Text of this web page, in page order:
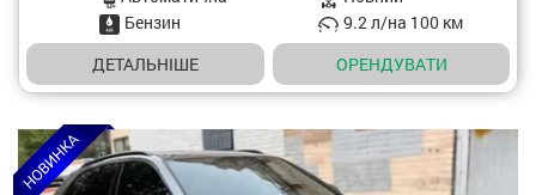
Бензин
9.2 л/на 100 км
ДЕТАЛЬНІШЕ
OРЕНДУВАТИ